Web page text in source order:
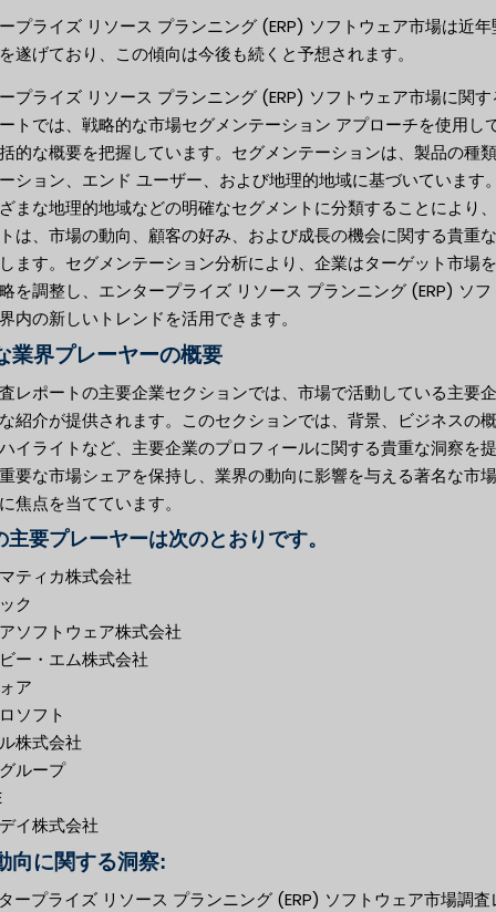
プライズ リソース プランニング (ERP) ソフトウェア市場は近
遂げており、この傾向は今後も続くと予想されます。
プライズ リソース プランニング (ERP) ソフトウェア市場に関
トでは、戦略的な市場セグメンテーション アプローチを使用し
的な概要を把握しています。セグメンテーションは、製品の種
ション、エンド ユーザー、および地理的地域に基づいています
まな地理的地域などの明確なセグメントに分類することにより
は、市場の動向、顧客の好み、および成長の機会に関する貴重
ます。セグメンテーション分析により、企業はターゲット市場
を調整し、エンタープライズ リソース プランニング (ERP) ソ
内の新しいトレンドを活用できます。
業界プレーヤーの概要
レポートの主要企業セクションでは、市場で活動している主要
紹介が提供されます。このセクションでは、背景、ビジネスの
イライトなど、主要企業のプロフィールに関する貴重な洞察を
要な市場シェアを保持し、業界の動向に影響を与える著名な市
焦点を当てています。
主要プレーヤーは次のとおりです。
ティカ株式会社
ク
ソフトウェア株式会社
ー・エム株式会社
ア
ソフト
株式会社
ループ
イ株式会社
向に関する洞察:
ープライズ リソース プランニング (ERP) ソフトウェア市場調査